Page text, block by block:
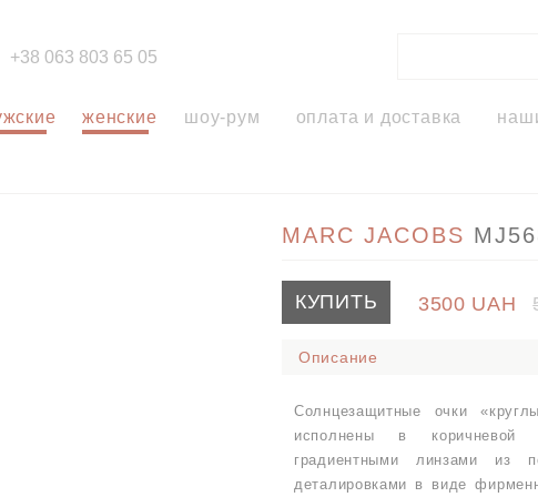
+38 063 803 65 05
женские шоу-рум оплата и доставка
MARC JACOBS
КУПИТЬ 3500 UAH
Описание
Солнцезащитные очки
исполнены в коричневой
градиентными линзами из
деталировками в виде